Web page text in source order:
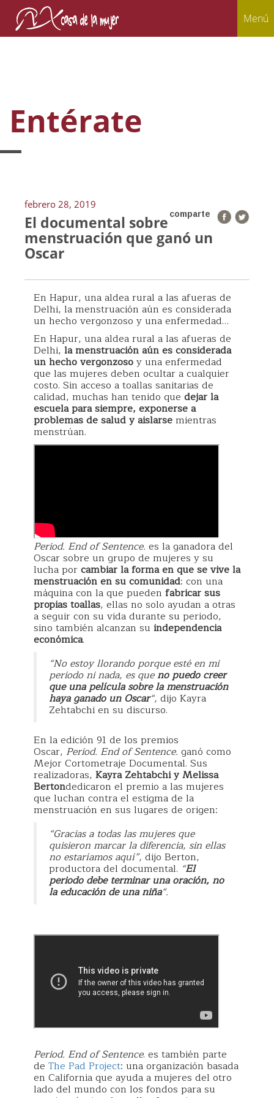
Menú
Entérate
febrero 28, 2019
comparte
El documental sobre
menstruación que ganó un
Oscar
En Hapur, una aldea rural a las afueras de
Delhi, la menstruación aún es considerada
un hecho vergonzoso y una enfermedad…
En Hapur, una aldea rural a las afueras de
Delhi, la menstruación aún es considerada
un hecho vergonzosoy una enfermedad
que las mujeres deben ocultar a cualquier
costo. Sin acceso a toallas sanitarias de
calidad, muchas han tenido que dejar la
escuela para siempre, exponerse a
problemas de salud y aislarsemientras
menstrúan.
Period. End of Sentence. es la ganadora del
Oscar sobre un grupo de mujeres y su
lucha porcambiar la forma en que se vive la
menstruación en su comunidad: con una
máquina con la que pueden fabricar sus
propias toallas, ellas no solo ayudan a otras
a seguir con su vida durante su periodo,
sino también alcanzan su independencia
económica.
“No estoy llorando porque esté en mi
periodo ni nada, es queno puedo creer
que una película sobre la menstruación
haya ganado un Oscar“, dijo Kayra
Zehtabchi en su discurso.
En la edición 91 de los premios
Oscar, Period. End of Sentence. ganó como
Mejor Cortometraje Documental. Sus
realizadoras, Kayra Zehtabchi y Melissa
Bertondedicaron el premio a las mujeres
que luchan contra el estigma de la
menstruación en sus lugares de origen:
“Gracias a todas las mujeres que
quisieron marcar la diferencia, sin ellas
no estaríamos aquí”, dijo Berton,
productora del documental. “El
periodo debe terminar una oración, no
la educación de una niña“.
Period. End of Sentence. es también parte
de The Pad Project: una organización basada
en California que ayuda a mujeres del otro
lado del mundo con los fondos para su